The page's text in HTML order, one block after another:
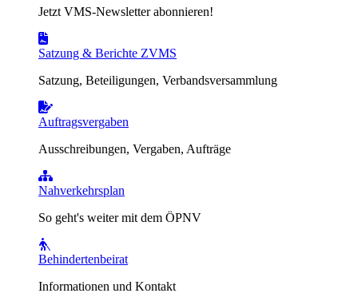
Jetzt VMS-Newsletter abonnieren!
Satzung & Berichte ZVMS
Satzung, Beteiligungen, Verbandsversammlung
Auftragsvergaben
Ausschreibungen, Vergaben, Aufträge
Nahverkehrsplan
So geht's weiter mit dem ÖPNV
Behindertenbeirat
Informationen und Kontakt